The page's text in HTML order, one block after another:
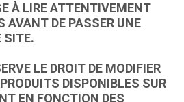
À LIRE ATTENTIVEMENT
AVANT DE PASSER UNE
SITE.
LE DROIT DE MODIFIER
DISPONIBLES SUR
EN FONCTION DES